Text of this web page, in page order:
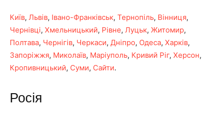
Київ, Львів, Івано-Франківськ, Тернопіль, Вінниця,
Чернівці, Хмельницький, Рівне, Луцьк, Житомир,
Полтава, Чернігів, Черкаси, Дніпро, Одеса, Харків,
Запоріжжя, Миколаїв, Маріуполь, Кривий Ріг, Херсон,
Кропивницький, Суми, Сайти.
Росія